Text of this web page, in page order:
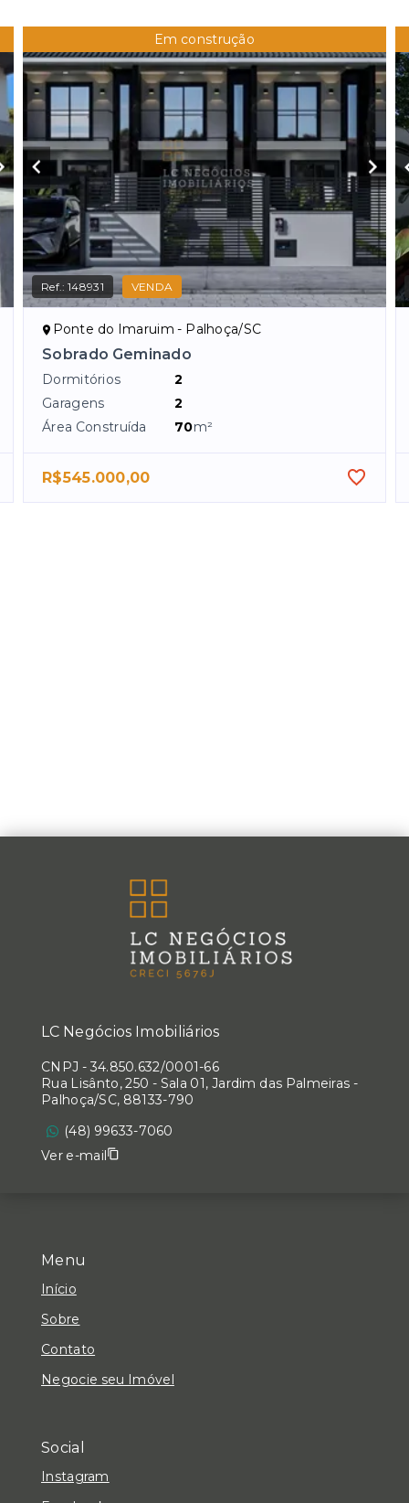
Em construção
Ref.:148931 VENDA
Ponte do Imaruim - Palhoça/SC
Sobrado Geminado
Dormitórios
2
Garagens
2
Área Construída
70m²
R$545.000,00
Menu
Início
Sobre
Contato
Negocie seu Imóvel
Social
Instagram
LC Negócios Imobiliários
CNPJ - 34.850.632/0001-66
Rua Lisânto, 250 - Sala 01, Jardim das Palmeiras -
Palhoça/SC, 88133-790
(48) 99633-7060
Ver e-mail